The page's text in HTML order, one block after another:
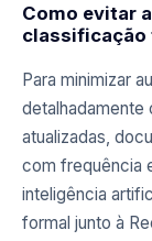
Como evitar
classificação
Para minimizar
detalhadamente
atualizadas,
com frequência
inteligência
formal junto à